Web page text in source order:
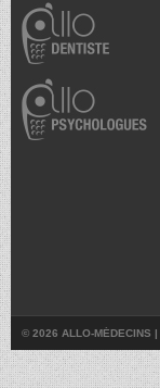
© 2026 ALLO-MÉDECINS |